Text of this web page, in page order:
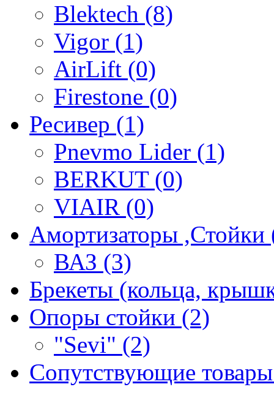
Blektech (8)
Vigor (1)
AirLift (0)
Firestone (0)
Ресивер (1)
Pnevmo Lider (1)
BERKUT (0)
VIAIR (0)
Амортизаторы ,Стойки
ВАЗ (3)
Брекеты (кольца,
Опоры стойки (2)
"Sevi" (2)
Сопутствующие